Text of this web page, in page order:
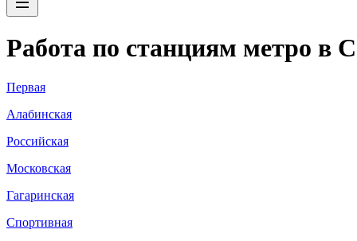
Работа по станциям метро в
Первая
Алабинская
Российская
Московская
Гагаринская
Спортивная